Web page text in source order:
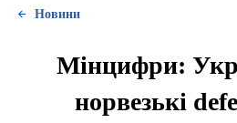
Новини
Мінцифри:
норвезькі